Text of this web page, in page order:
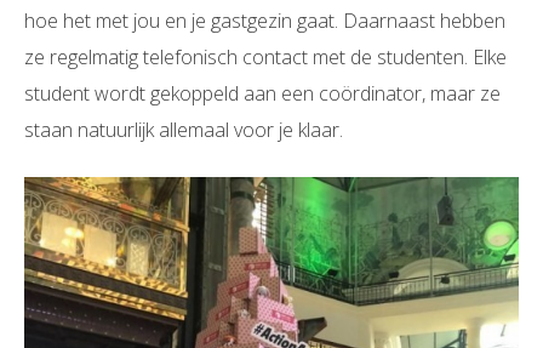
hoe het met jou en je gastgezin gaat. Daarnaast hebben
ze regelmatig telefonisch contact met de studenten. Elke
student wordt gekoppeld aan een coördinator, maar ze
staan natuurlijk allemaal voor je klaar.